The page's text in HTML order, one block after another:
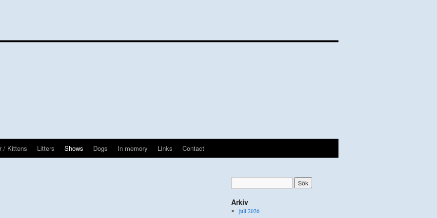
/ Kittens Litters Shows Dogs In memory Links Contact
Arkiv
juli 2026